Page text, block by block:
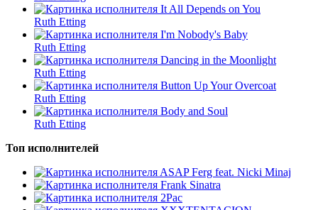
It All Depends on You
Ruth Etting
I'm Nobody's Baby
Ruth Etting
Dancing in the Moonlight
Ruth Etting
Button Up Your Overcoat
Ruth Etting
Body and Soul
Ruth Etting
Топ исполнителей
ASAP Ferg feat. Nicki Minaj
Frank Sinatra
2Pac